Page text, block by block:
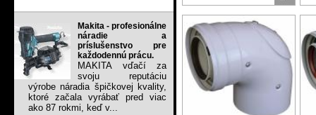
Makita - profesionálne
náradie a
príslušenstvo pre
každodennú prácu.
MAKITA vďačí za
svoju reputáciu
výrobe náradia špičkovej kvality,
ktoré začala vyrábať pred viac
ako 87 rokmi, keď v...